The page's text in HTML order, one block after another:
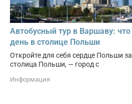
Автобусный тур в Варшаву: что
день в столице Польши
Откройте для себя сердце Польши
столица Польши, — город с
Информация